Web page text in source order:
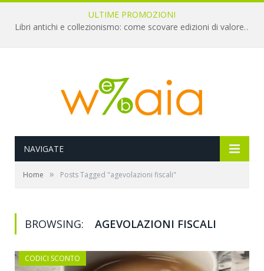
ULTIME PROMOZIONI
Libri antichi e collezionismo: come scovare edizioni di valore a pochi euro
NAVIGATE
Home » Posts Tagged "agevolazioni fiscali"
BROWSING: AGEVOLAZIONI FISCALI
CODICI SCONTO